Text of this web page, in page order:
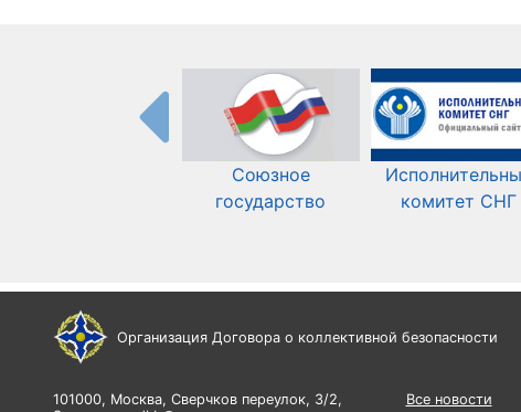
Союзное
государство
комитет СНГ
Организация Договора о коллективной безопасности
101000, Москва, Сверчков переулок, 3/2,
Все новости